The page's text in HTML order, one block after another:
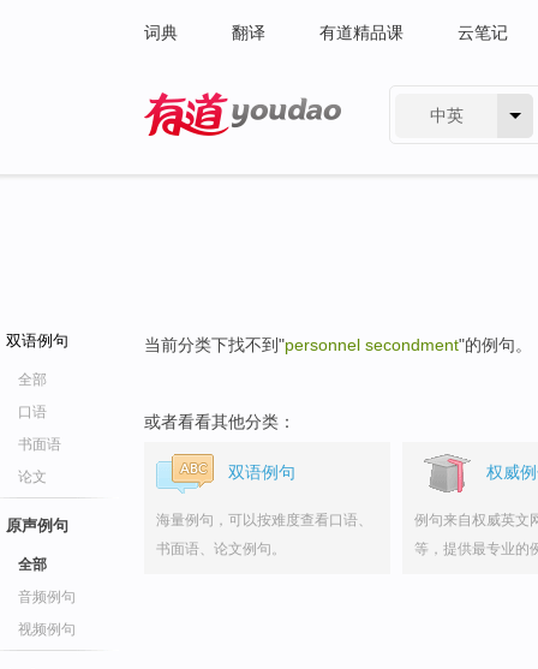
词典 翻译 有道精品课 云笔记
中英
双语例句
全部
口语
书面语
论文
原声例句
全部
音频例句
视频例句
当前分类下找不到"personnel secondment"的例句。
或者看看其他分类：
双语例句
海量例句，可以按难度查看口语、
书面语、论文例句。
权威
例句来自权威英文
等，提供最专业的